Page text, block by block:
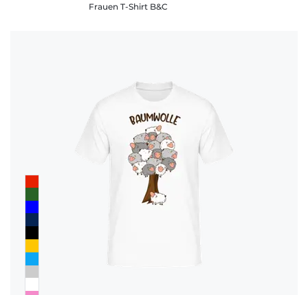
Frauen T-Shirt B&C